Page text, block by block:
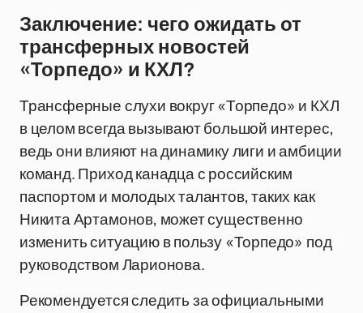
Заключение: чего ожидать от
трансферных новостей
«Торпедо» и КХЛ?
Трансферные слухи вокруг «Торпедо» и КХЛ
в целом всегда вызывают большой интерес,
ведь они влияют на динамику лиги и амбиции
команд. Приход канадца с российским
паспортом и молодых талантов, таких как
Никита Артамонов, может существенно
изменить ситуацию в пользу «Торпедо» под
руководством Ларионова.
Рекомендуется следить за официальными